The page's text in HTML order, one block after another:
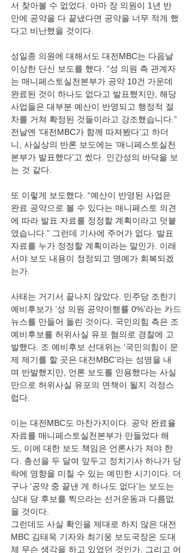
서 찾아볼 수 없었다. 아마 장 의원이 1년 반
만에 공약을 다 끝냈다면 공약을 너무 적게 했
다고 비난했을 것이다.
성일종 의원에 대해서도 대전MBC는 다음날
이상한 단신 보도를 했다. “성 의원 측 관계자
는 매니페스토실천본부가 공약 10건 가운데
완료된 것이 하나도 없다고 발표했지만, 해당
사업들은 대부분 예산이 반영되고 행정적 절
차를 거쳐 확정된 것들이라고 강조했습니다.”
전날엔 ‘대전MBC가 함께 따져봤다’고 하더
니, 사실상의 반론 보도에는 ‘매니페스토실천
본부가 발표했다’고 썼다. 인간성의 바닥을 보
는 것 같다.
또 이렇게 보도했다. “예산이 반영된 사업은
완료 공약으로 볼 수 있다는 매니페스토 의견
에 따라 발표 자료를 정정할 계획이라고 덧붙
였습니다.” 그런데 기사에 주어가 없다. 발표
자료를 누가 정정할 계획이라는 말인가. 이래
서야 보도 내용이 정정되고 명예가 회복되겠
는가.
사태는 거기서 끝나지 않았다. 민주당 조한기
예비후보가 ‘성 의원 공약이행률 0%’라는 카드
뉴스를 만들어 돌린 것이다. 국민의힘 측은 조
예비후보를 허위사실 유포 혐의로 경찰에 고
발했다. 조 예비후보 선대위는 ‘국민의힘이 문
제 제기를 할 곳은 대전MBC’라는 성명을 내
며 반발했지만, 언론 보도를 인용했다는 사실
만으로 허위사실 유포의 면책이 될지 걱정스
럽다.
이는 대전MBC도 마찬가지이다. 공약 완료율
자료를 매니페스토실천본부가 만들었다 해
도, 이에 대한 보도 책임은 언론사가 져야 한
다. 총선을 두 달여 앞두고 정치기사 하나가 당
락에 영향을 미칠 수 있는 예민한 시기이다. 더
구나 ‘공약 중 끝낸 게 하나도 없다’는 보도는
상대 당 후보를 찍으라는 선거운동과 다름없
을 것이다.
그런데도 사실 확인을 제대로 하지 않은 대전
MBC 김태욱 기자와 최기웅 보도국장은 도대
체 무슨 생각을 하고 있었던 것인가. 그리고 어